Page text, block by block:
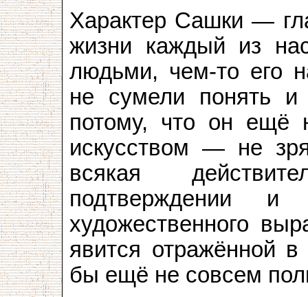
Характер Сашки —
жизни каждый из
людьми, чем-то его
не сумели понять и
потому, что он ещё
искусством — не
всякая
подтверждении и
художественного
явится отражённой в
бы ещё не совсем